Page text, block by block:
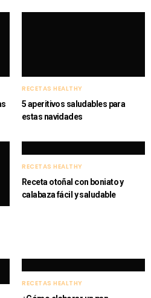
RECETAS HEALTHY
5 aperitivos saludables para
estas navidades
RECETAS HEALTHY
Receta otoñal con boniato y
calabaza fácil y saludable
RECETAS HEALTHY